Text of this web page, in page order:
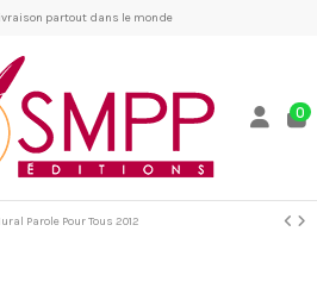
partout dans le monde
0
Parole Pour Tous 2012